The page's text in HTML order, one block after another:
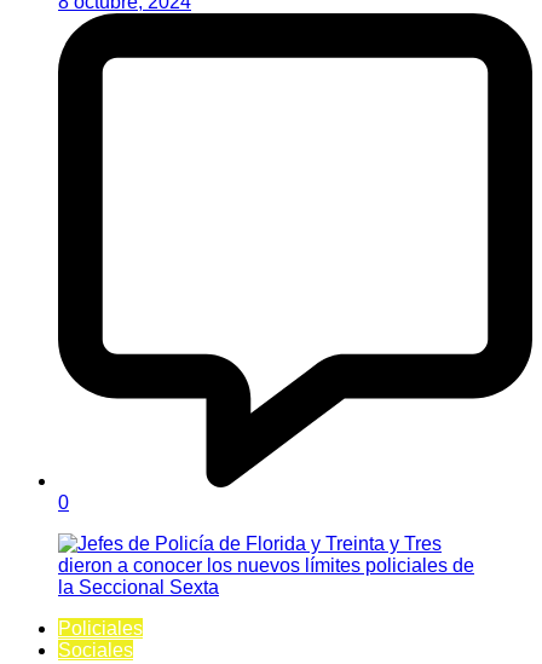
0
Policiales
Sociales